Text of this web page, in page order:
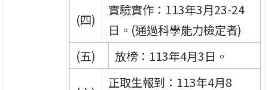
(四)
實驗實作：113年3月23-24
日。(通過科學能力檢定者)
(五)
放榜：113年4月3日。
正取生報到：113年4月8